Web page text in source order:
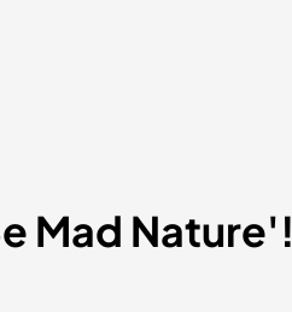
Mad Nature'!